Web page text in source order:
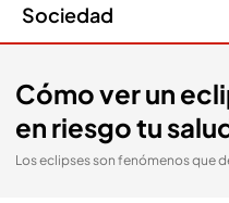
Sociedad
Cómo ver un
en riesgo tu
Los eclipses son fenómenos que